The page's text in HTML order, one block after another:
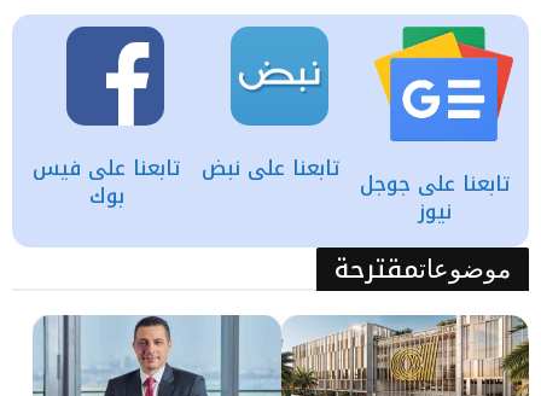
تابعنا على فيس
بوك
تابعنا على نبض تابعنا على جوجل
نيوز
موضوعاتمقترحة